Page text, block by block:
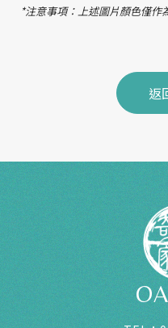
*注意事項：上述圖片顏色僅作
返